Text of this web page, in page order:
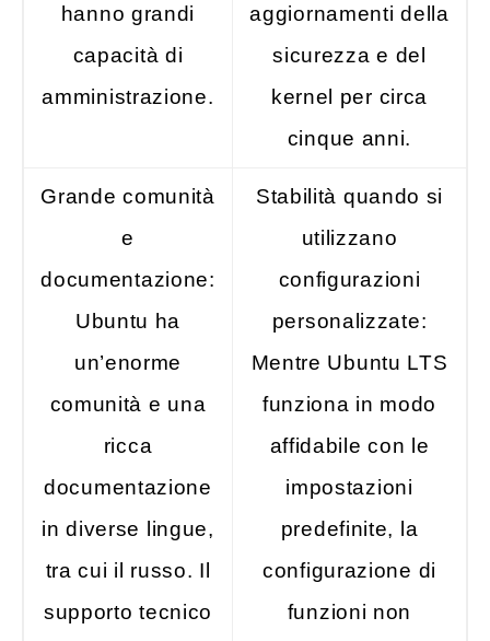
hanno grandi
capacità di
amministrazione.
aggiornamenti della
sicurezza e del
kernel per circa
cinque anni.
Grande comunità
e
documentazione:
Ubuntu ha
un’enorme
comunità e una
ricca
documentazione
in diverse lingue,
tra cui il russo. Il
supporto tecnico
Stabilità quando si
utilizzano
configurazioni
personalizzate:
Mentre Ubuntu LTS
funziona in modo
affidabile con le
impostazioni
predefinite, la
configurazione di
funzioni non